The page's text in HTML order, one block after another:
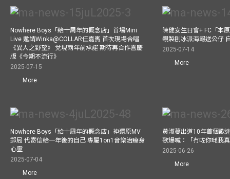
Nowhere Boys「給十周年的概念店」首場Mini
Live 邀請Winka@COLLAR任嘉賓 首次現場合唱
《異人之野望》 兌現兩年前承諾 期待再合作喜慶
版《今期不流行》
2025-07-15
More
陳健安生日會+ FC「本
親製刨冰派海報送公仔
2025-07-14
More
Nowhere Boys「給十周年的概念店」神還原MV
郵局 代寄信給一年後的自己 專屬1on1音樂治療身
心靈
2025-07-04
More
黃淑蔓出道10年首個歌
歌爆喊：「冇咗你哋我
2025-06-26
More